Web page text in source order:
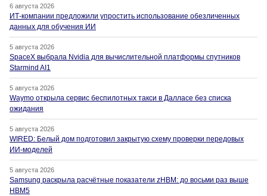
6 августа 2026
ИТ-компании предложили упростить использование обезличенных
данных для обучения ИИ
5 августа 2026
SpaceX выбрала Nvidia для вычислительной платформы спутников
Starmind AI1
5 августа 2026
Waymo открыла сервис беспилотных такси в Далласе без списка
ожидания
5 августа 2026
WIRED: Белый дом подготовил закрытую схему проверки передовых
ИИ-моделей
5 августа 2026
Samsung раскрыла расчётные показатели zHBM: до восьми раз выше
HBM5